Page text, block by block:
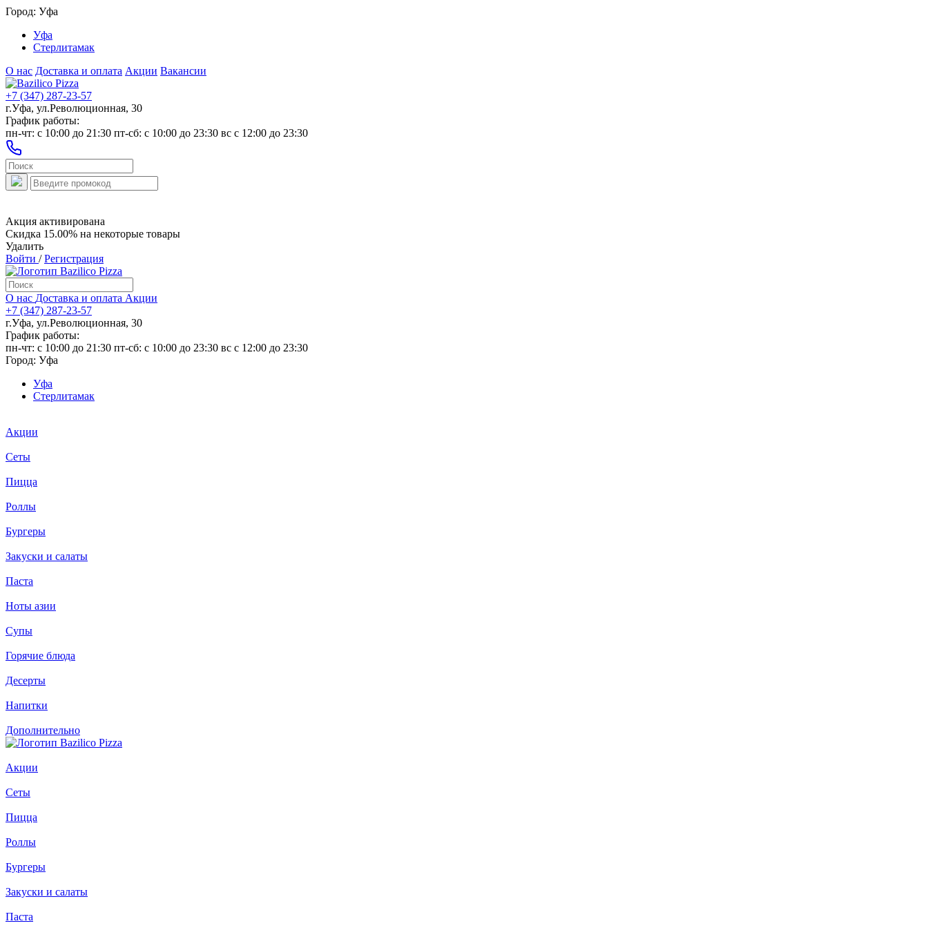
Город: Уфа
Уфа
Стерлитамак
О нас Доставка и оплата Акции Вакансии
+7 (347) 287-23-57
г.Уфа, ул.Революционная, 30
График работы:
пн-чт: c 10:00 до 21:30 пт-сб: c 10:00 до 23:30 вс с 12:00 до 23:30
Акция активирована
Скидка 15.00% на некоторые товары
Удалить
Войти /Регистрация
О нас Доставка и оплата Акции
+7 (347) 287-23-57
г.Уфа, ул.Революционная, 30
График работы:
пн-чт: c 10:00 до 21:30 пт-сб: c 10:00 до 23:30 вс с 12:00 до 23:30
Город: Уфа
Уфа
Стерлитамак
Акции
Сеты
Пицца
Роллы
Бургеры
Закуски и салаты
Паста
Ноты азии
Супы
Горячие блюда
Десерты
Напитки
Дополнительно
Акции
Сеты
Пицца
Роллы
Бургеры
Закуски и салаты
Паста